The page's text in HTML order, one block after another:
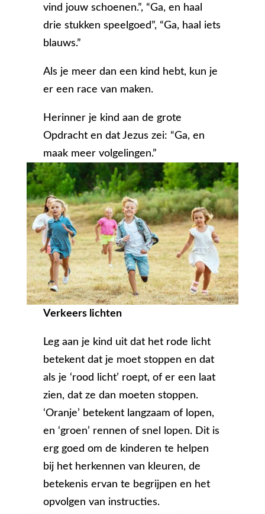
vind jouw schoenen.”, “Ga, en haal
drie stukken speelgoed”, “Ga, haal iets
blauws.”
Als je meer dan een kind hebt, kun je
er een race van maken.
Herinner je kind aan de grote
Opdracht en dat Jezus zei: “Ga, en
maak meer volgelingen.”
Verkeers lichten
Leg aan je kind uit dat het rode licht
betekent dat je moet stoppen en dat
als je ‘rood licht’ roept, of er een laat
zien, dat ze dan moeten stoppen.
‘Oranje’ betekent langzaam of lopen,
en ‘groen’ rennen of snel lopen. Dit is
erg goed om de kinderen te helpen
bij het herkennen van kleuren, de
betekenis ervan te begrijpen en het
opvolgen van instructies.